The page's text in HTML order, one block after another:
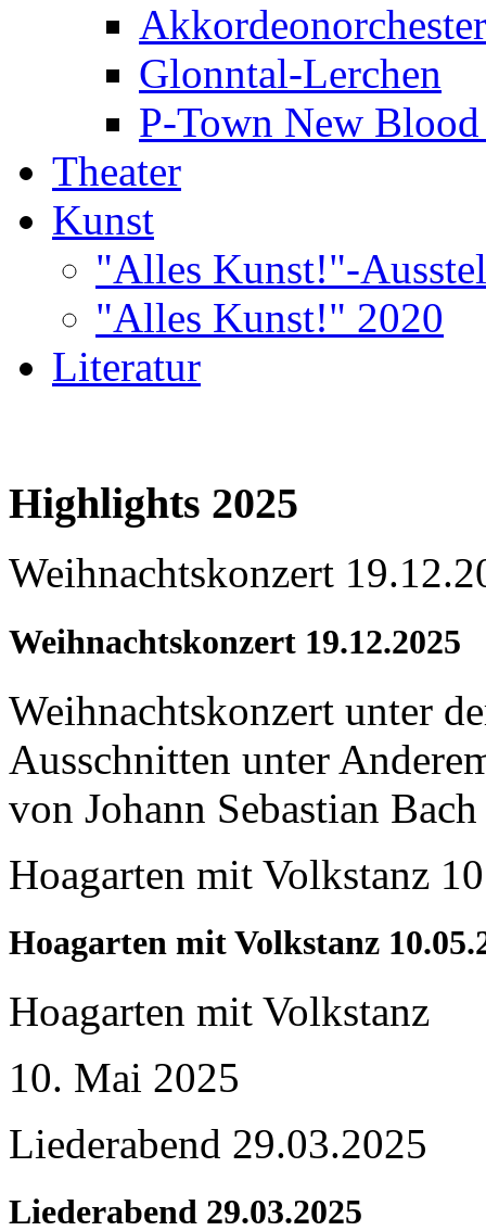
Glonntal-Lerchen
P-Town New Blood
Theater
Kunst
"Alles Kunst!"-
"Alles Kunst!" 2020
Literatur
Highlights 2025
Weihnachtskonzert
Weihnachtskonzert 19.12.2025
Weihnachtskonzert unter
Ausschnitten unter
von Johann Sebastian Bach
Hoagarten mit Volkstanz
Hoagarten mit Volkstanz
Hoagarten mit Volkstanz
10. Mai 2025
Liederabend 29.03.2025
Liederabend 29.03.2025